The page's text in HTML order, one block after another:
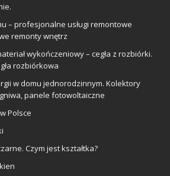
– profesjonalne usługi remontowe
remonty wnętrz
wykończeniowy – cegła z rozbiórki.
rozbiórkowa
w domu jednorodzinnym. Kolektory
panele fotowoltaiczne
Polsce
Czym jest kształtka?